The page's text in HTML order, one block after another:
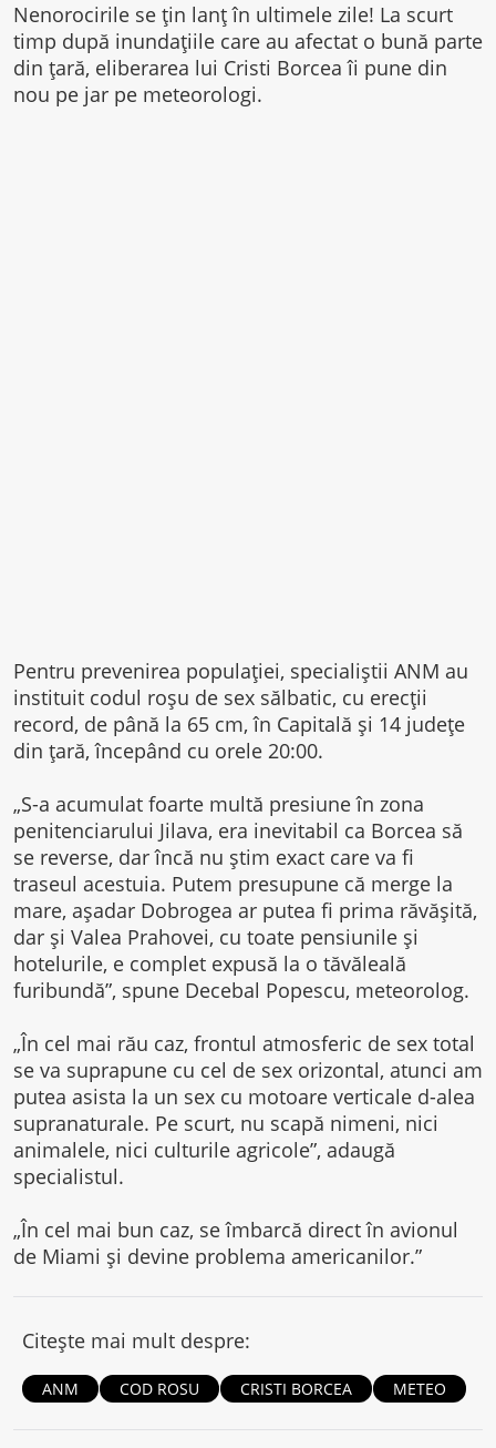
Nenorocirile se ţin lanţ în ultimele zile! La scurt
timp după inundaţiile care au afectat o bună parte
din ţară, eliberarea lui Cristi Borcea îi pune din
nou pe jar pe meteorologi.
Pentru prevenirea populaţiei, specialiştii ANM au
instituit codul roşu de sex sălbatic, cu erecţii
record, de până la 65 cm, în Capitală şi 14 judeţe
din ţară, începând cu orele 20:00.
„S-a acumulat foarte multă presiune în zona
penitenciarului Jilava, era inevitabil ca Borcea să
se reverse, dar încă nu ştim exact care va fi
traseul acestuia. Putem presupune că merge la
mare, aşadar Dobrogea ar putea fi prima răvăşită,
dar şi Valea Prahovei, cu toate pensiunile şi
hotelurile, e complet expusă la o tăvăleală
furibundă”, spune Decebal Popescu, meteorolog.
„În cel mai rău caz, frontul atmosferic de sex total
se va suprapune cu cel de sex orizontal, atunci am
putea asista la un sex cu motoare verticale d-alea
supranaturale. Pe scurt, nu scapă nimeni, nici
animalele, nici culturile agricole”, adaugă
specialistul.
„În cel mai bun caz, se îmbarcă direct în avionul
de Miami şi devine problema americanilor.”
Citește mai mult despre:
ANM COD ROSU CRISTI BORCEA METEO